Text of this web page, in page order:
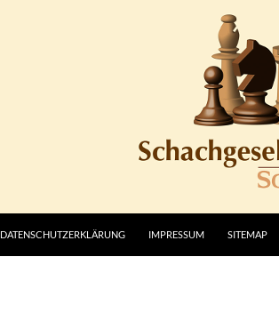
DATENSCHUTZERKLÄRUNG IMPRESSUM SITEMAP